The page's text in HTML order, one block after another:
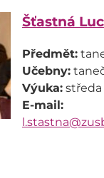
Šťastná
Předmět:
Učebny:
Výuka:
E-mail: